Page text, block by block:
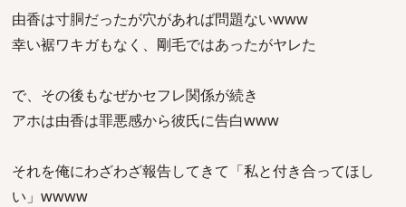
由香は寸胴だったが穴があれば問題ないwww
幸い裾ワキガもなく、剛毛ではあったがヤレた
で、その後もなぜかセフレ関係が続き
アホは由香は罪悪感から彼氏に告白www
それを俺にわざわざ報告してきて「私と付き合ってほし
い」wwww